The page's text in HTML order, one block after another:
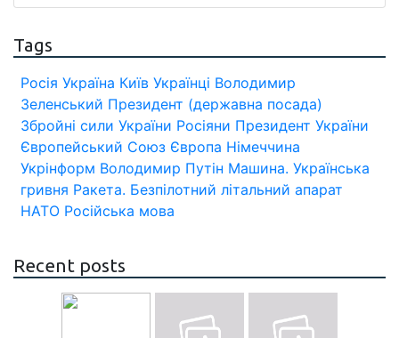
Tags
Росія Україна Київ Українці Володимир
Зеленський Президент (державна посада)
Збройні сили України Росіяни Президент України
Європейський Союз Європа Німеччина
Укрінформ Володимир Путін Машина. Українська
гривня Ракета. Безпілотний літальний апарат
НАТО Російська мова
Recent posts